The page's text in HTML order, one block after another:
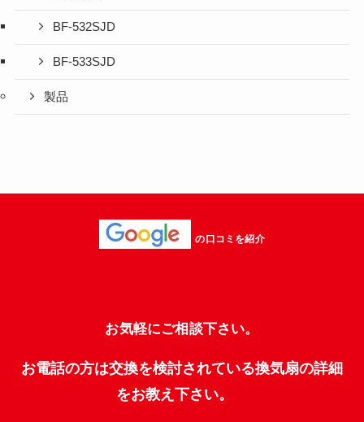
BF-532SJD
BF-533SJD
製品
の口コミを紹介
お気軽にご相談下さい。
お電話の方は交換を検討されている換気扇の詳細
をお教え下さい。